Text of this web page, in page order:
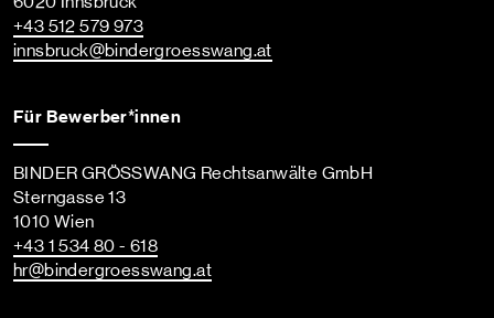
+43 512 579 973
innsbruck@bindergroesswang.at
Für Bewerber*innen
BINDER GRÖSSWANG Rechtsanwälte GmbH
Sterngasse 13
1010 Wien
+43 1 534 80 - 618
hr@bindergroesswang.at